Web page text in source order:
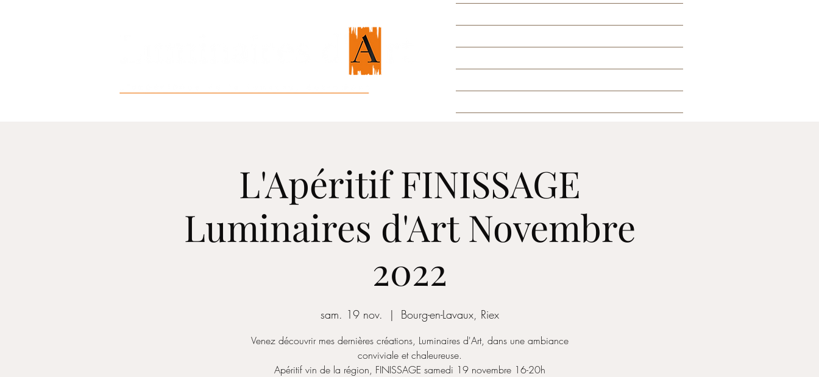
L'Apéritif FINISSAGE
Luminaires d'Art Novembre
2022
sam. 19 nov.
  |
Bourg-en-Lavaux, Riex
Venez découvrir mes dernières créations, Luminaires d'Art, dans une ambiance
conviviale et chaleureuse.
Apéritif vin de la région, FINISSAGE samedi 19 novembre 16-20h